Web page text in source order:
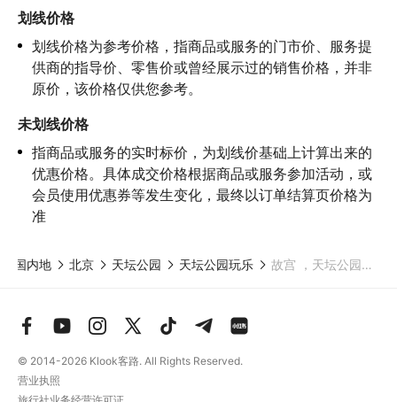
隐瞒前述情况参加项目发生意外的，由您本人承担一切责任，因此
给旅行社造成损失的，还需对旅行社进行全额赔偿；
4.因本产品内可能包含多个旅游项目，请您在预订本产品之前与客
服工作人员沟通了解本产品内各项目的准入年龄、准入身高及准入
体重等准入要求，否则预订失败或预订后无法成行的后果由您自行
5.请您在参与项目期间全程穿戴好安全护具，避免发生意外事件；
通，工作人员将会及时为您提供必要支持。
划线价格
划线价格为参考价格，指商品或服务的门市价、服务提
供商的指导价、零售价或曾经展示过的销售价格，并非
原价，该价格仅供您参考。
未划线价格
指商品或服务的实时标价，为划线价基础上计算出来的
优惠价格。具体成交价格根据商品或服务参加活动，或
会员使用优惠券等发生变化，最终以订单结算页价格为
准
中国内地 北京 天坛公园 天坛公园玩乐 故宫 ，天坛公园，天安门广场1日游
© 2014-2026 Klook客路. All Rights Reserved.
营业执照